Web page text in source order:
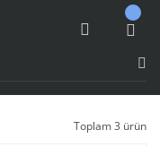
Toplam 3 ürün